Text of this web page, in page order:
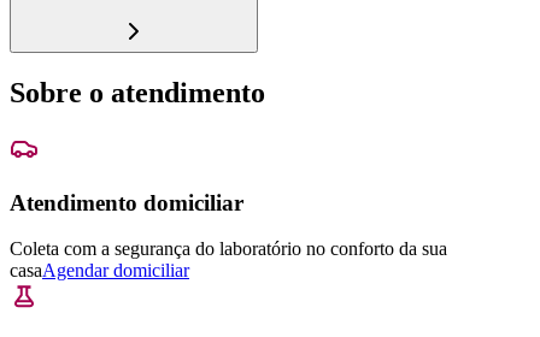
Sobre o atendimento
Atendimento domiciliar
Coleta com a segurança do laboratório no conforto da sua
casaAgendar domiciliar